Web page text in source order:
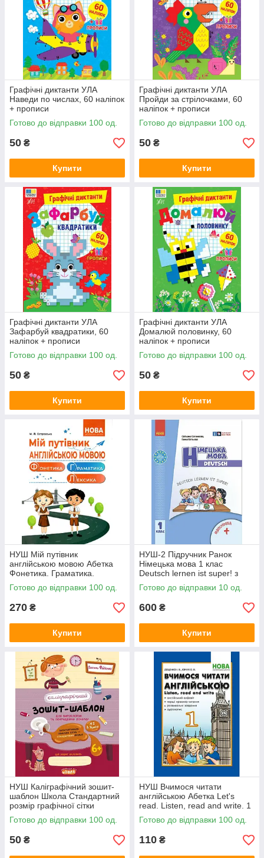
Графічні диктанти УЛА
Наведи по числах, 60 наліпок
+ прописи
Готово до відправки 100 од.
50 ₴
Купити
Графічні диктанти УЛА
Пройди за стрілочками, 60
наліпок + прописи
Готово до відправки 100 од.
50 ₴
Купити
Графічні диктанти УЛА
Зафарбуй квадратики, 60
наліпок + прописи
Готово до відправки 100 од.
50 ₴
Купити
Графічні диктанти УЛА
Домалюй половинку, 60
наліпок + прописи
Готово до відправки 100 од.
50 ₴
Купити
НУШ Мій путівник
англійською мовою Абетка
Фонетика. Граматика.
Лексика М.Й. Островська
Готово до відправки 100 од.
270 ₴
Купити
НУШ-2 Підручник Ранок
Німецька мова 1 клас
Deutsch lernen ist super! з
аудіододатком Сотникова,
Гоголєва (2024 рік)
Готово до відправки 10 од.
600 ₴
Купити
НУШ Каліграфічний зошит-
шаблон Школа Стандартний
розмір графічної сітки
Червоний Василь Федієнко
Готово до відправки 100 од.
50 ₴
НУШ Вчимося читати
англійською Абетка Let's
read. Listen, read and write. 1
клас. Доценко, Євчук
Готово до відправки 100 од.
110 ₴